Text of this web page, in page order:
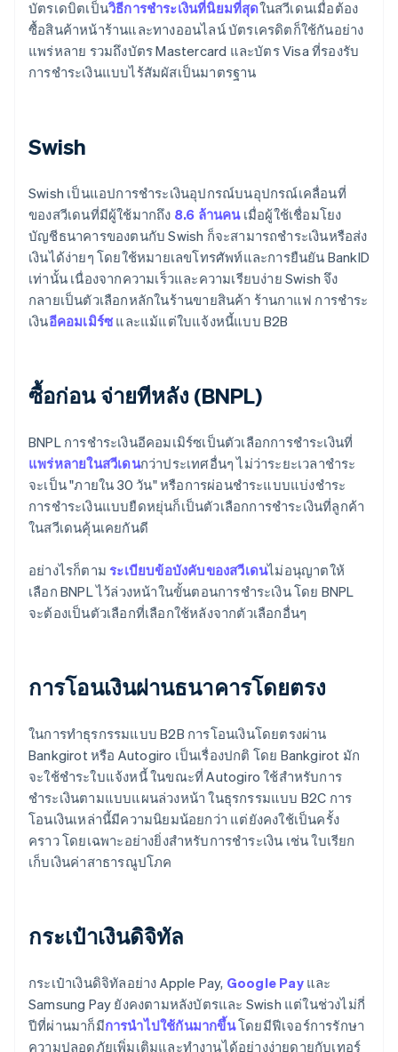
บัตรเดบิตเป็นวิธีการชำระเงินที่นิยมที่สุดในสวีเดนเมื่อต้อง
ซื้อสินค้าหน้าร้านและทางออนไลน์ บัตรเครดิตก็ใช้กันอย่าง
แพร่หลาย รวมถึงบัตร Mastercard และบัตร Visa ที่รองรับ
การชำระเงินแบบไร้สัมผัสเป็นมาตรฐาน
Swish
Swish เป็นแอปการชำระเงินอุปกรณ์บนอุปกรณ์เคลื่อนที่
ของสวีเดนที่มีผู้ใช้มากถึง 8.6 ล้านคนเมื่อผู้ใช้เชื่อมโยง
บัญชีธนาคารของตนกับ Swish ก็จะสามารถชำระเงินหรือส่ง
เงินได้ง่ายๆ โดยใช้หมายเลขโทรศัพท์และการยืนยัน BankID
เท่านั้น เนื่องจากความเร็วและความเรียบง่าย Swish จึง
กลายเป็นตัวเลือกหลักในร้านขายสินค้า ร้านกาแฟ การชำระ
เงินอีคอมเมิร์ซและแม้แต่ใบแจ้งหนี้แบบ B2B
ซื้อก่อน จ่ายทีหลัง (BNPL)
BNPL การชำระเงินอีคอมเมิร์ซเป็นตัวเลือกการชำระเงินที่
แพร่หลายในสวีเดนกว่าประเทศอื่นๆ ไม่ว่าระยะเวลาชำระ
จะเป็น "ภายใน 30 วัน" หรือการผ่อนชำระแบบแบ่งชำระ
การชำระเงินแบบยืดหยุ่นก็เป็นตัวเลือกการชำระเงินที่ลูกค้า
ในสวีเดนคุ้นเคยกันดี
อย่างไรก็ตามระเบียบข้อบังคับของสวีเดนไม่อนุญาตให้
เลือก BNPL ไว้ล่วงหน้าในขั้นตอนการชำระเงิน โดย BNPL
จะต้องเป็นตัวเลือกที่เลือกใช้หลังจากตัวเลือกอื่นๆ
การโอนเงินผ่านธนาคารโดยตรง
ในการทำธุรกรรมแบบ B2B การโอนเงินโดยตรงผ่าน
Bankgirot หรือ Autogiro เป็นเรื่องปกติ โดย Bankgirot มัก
จะใช้ชำระใบแจ้งหนี้ ในขณะที่ Autogiro ใช้สำหรับการ
ชำระเงินตามแบบแผนล่วงหน้า ในธุรกรรมแบบ B2C การ
โอนเงินเหล่านี้มีความนิยมน้อยกว่า แต่ยังคงใช้เป็นครั้ง
คราว โดยเฉพาะอย่างยิ่งสำหรับการชำระเงิน เช่น ใบเรียก
เก็บเงินค่าสาธารณูปโภค
กระเป๋าเงินดิจิทัล
กระเป๋าเงินดิจิทัลอย่าง Apple Pay, Google Payและ
Samsung Pay ยังคงตามหลังบัตรและ Swish แต่ในช่วงไม่กี่
ปีที่ผ่านมาก็มีการนำไปใช้กันมากขึ้นโดยมีฟีเจอร์การรักษา
ความปลอดภัยเพิ่มเติมและทำงานได้อย่างง่ายดายกับเทอร์